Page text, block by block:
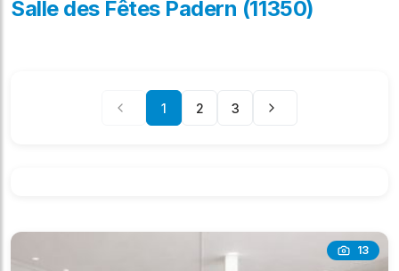
Salle des Fêtes Padern (11350)
1 2 3
13